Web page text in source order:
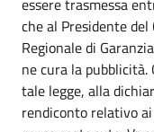
che al Presidente del
Regionale di
ne cura la
tale legge, alla
rendiconto relativo